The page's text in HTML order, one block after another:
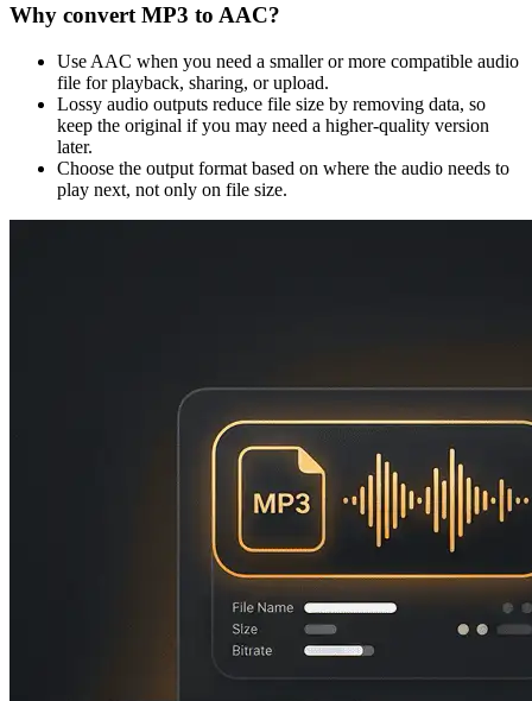
Why convert MP3 to AAC?
Use AAC when you need a smaller or more compatible audio
file for playback, sharing, or upload.
Lossy audio outputs reduce file size by removing data, so
keep the original if you may need a higher-quality version
later.
Choose the output format based on where the audio needs to
play next, not only on file size.